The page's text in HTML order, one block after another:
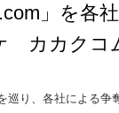
」を各
カカクコ
巡り、各社による争